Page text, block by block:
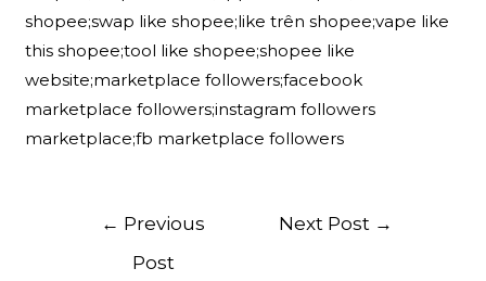
shopee;swap like shopee;like trên shopee;vape like
this shopee;tool like shopee;shopee like
website;marketplace followers;facebook
marketplace followers;instagram followers
marketplace;fb marketplace followers
Post
navigation
← Previous
Post
Next Post →